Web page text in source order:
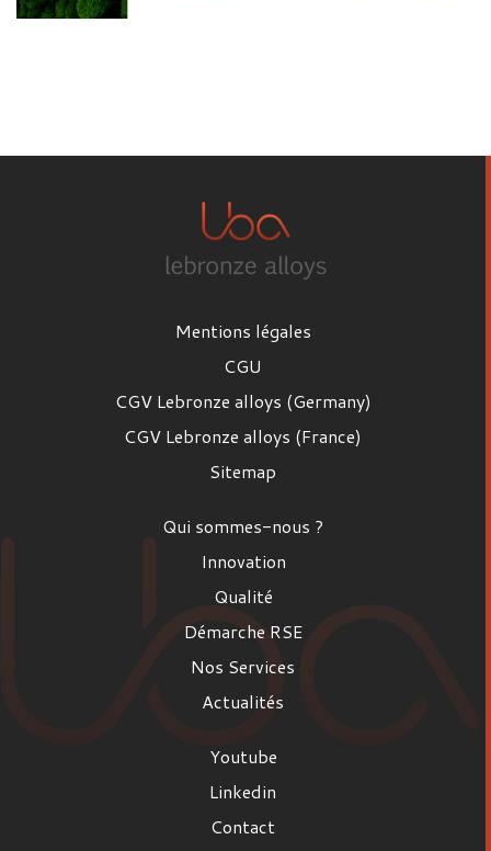
Mentions légales
CGU
CGV Lebronze alloys (Germany)
CGV Lebronze alloys (France)
Sitemap
Qui sommes-nous ?
Innovation
Qualité
Démarche RSE
Nos Services
Actualités
Youtube
Linkedin
Contact